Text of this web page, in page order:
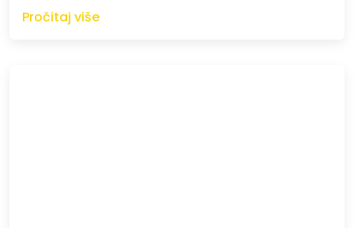
Pročitaj više